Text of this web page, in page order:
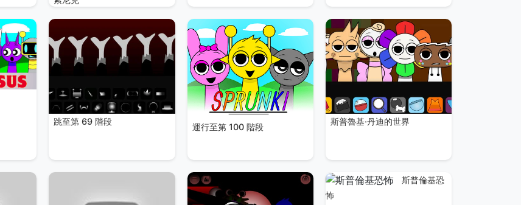
跳至第 69 階段
運行至第 100 階段
斯普魯基·丹迪的世界
斯普倫基恐
怖